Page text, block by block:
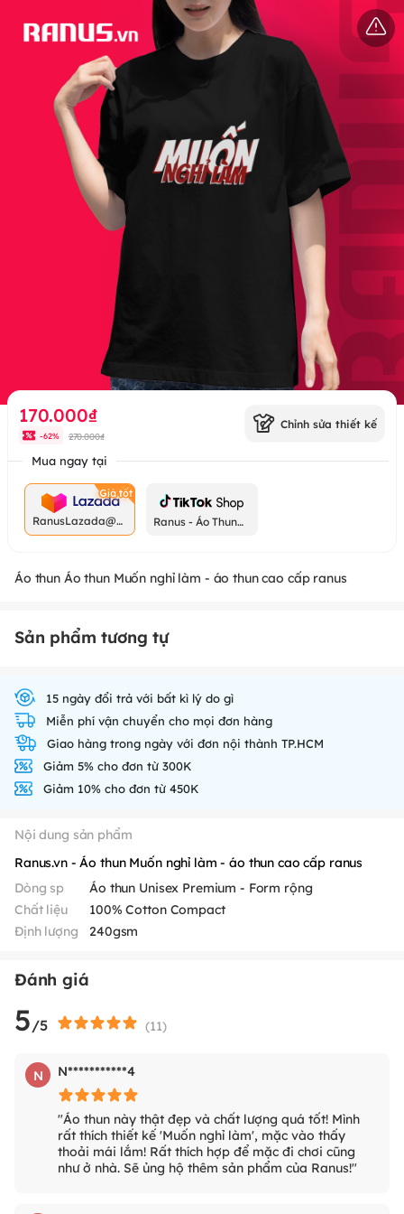
170.000₫
-62% 270.000₫
Chỉnh sửa thiết kế
Mua ngay tại
RanusLazada@g
mail.com
Ranus - Áo Thun
Áo thun Áo thun Muốn nghỉ làm - áo thun cao cấp ranus
Sản phẩm tương tự
15 ngày đổi trả với bất kì lý do gì
Miễn phí vận chuyển cho mọi đơn hàng
Giao hàng trong ngày với đơn nội thành TP.HCM
Giảm 5% cho đơn từ 300K
Giảm 10% cho đơn từ 450K
Nội dung sản phẩm
Ranus.vn - Áo thun Muốn nghỉ làm - áo thun cao cấp ranus
Dòng sp
Áo thun Unisex Premium - Form rộng
Chất liệu
100% Cotton Compact
Định lượng
240gsm
Đánh giá
5/5 (11)
N N***********4
"Áo thun này thật đẹp và chất lượng quá tốt! Mình
rất thích thiết kế 'Muốn nghỉ làm', mặc vào thấy
thoải mái lắm! Rất thích hợp để mặc đi chơi cũng
như ở nhà. Sẽ ủng hộ thêm sản phẩm của Ranus!"